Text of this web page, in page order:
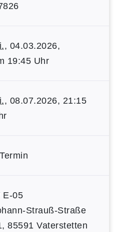
, 04.03.2026,
19:45 Uhr
, 08.07.2026, 21:15
E-05
Strauß-Straße
85591 Vaterstetten